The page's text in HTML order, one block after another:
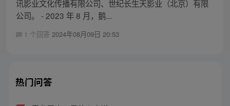
讯影业文化传播有限公司、世纪长生天影业（北京）有限
公司。 - 2023 年 8 月，鹅...
1 个回答 2024年08月09日 20:53
热门问答